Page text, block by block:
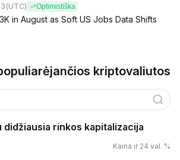
(UTC) Optimistiška
in August as Soft US Jobs Data Shifts
kriptovaliutos
rinkos kapitalizacija
Kaina ir 24 val. %